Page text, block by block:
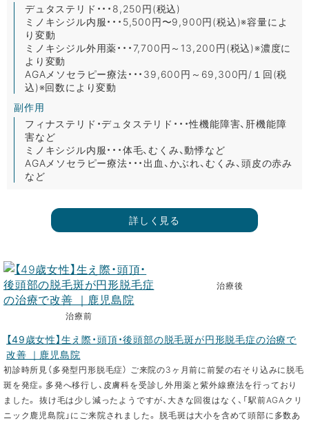
デュタステリド・・・8,250円(税込)
ミノキシジル内服・・・5,500円〜9,900円(税込)※容量によ
り変動
ミノキシジル外用薬・・・7,700円～13,200円(税込)※濃度に
より変動
AGAメソセラピー療法・・・39,600円～69,300円/１回(税
込)※回数により変動
副作用
フィナステリド・デュタステリド・・・性機能障害、肝機能障
害など
ミノキシジル内服・・・体毛、むくみ、動悸など
AGAメソセラピー療法・・・出血、かぶれ、むくみ、頭皮の赤み
など
詳しく見る
治療前
治療後
【49歳女性】生え際・頭頂・後頭部の脱毛斑が円形脱毛症の治療で
改善 ｜鹿児島院
初診時所見（多発型円形脱毛症） ご来院の3ヶ月前に前髪の右そり込みに脱毛
斑を発症。多発へ移行し、皮膚科を受診し外用薬と紫外線療法を行っており
ました。 抜け毛は少し減ったようですが、大きな回復はなく、「駅前AGAクリ
ニック鹿児島院」にご来院されました。 脱毛斑は大小を含めて頭部に多数あ